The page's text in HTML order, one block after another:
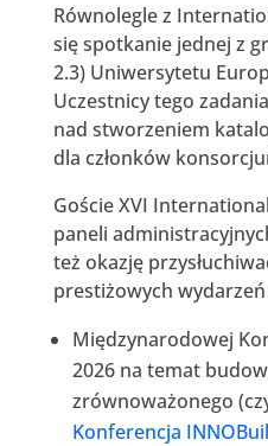
Równolegle z
się spotkanie jednej z
2.3) Uniwersytetu
Uczestnicy tego
nad stworzeniem
dla członków
Goście XVI
paneli
też okazję
prestiżowych
Międzynarodowej
2026 na temat
zrównoważonego
Konferencja